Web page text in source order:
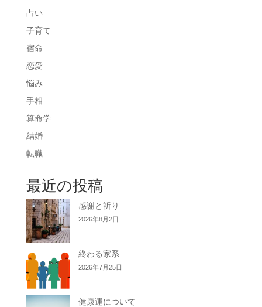
占い
子育て
宿命
恋愛
悩み
手相
算命学
結婚
転職
最近の投稿
感謝と祈り
2026年8月2日
終わる家系
2026年7月25日
健康運について